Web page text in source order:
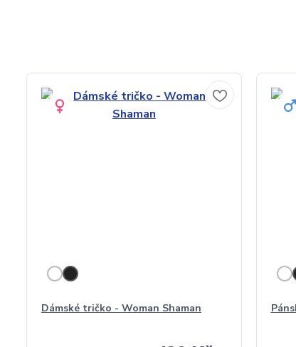
Dámské tričko - Woman Shaman